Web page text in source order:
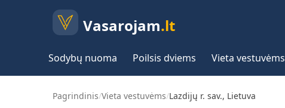
Vasarojam.lt
Sodybų nuoma Poilsis dviems Vieta vestuvėms
Pagrindinis/Vieta vestuvėms/Lazdijų r. sav., Lietuva